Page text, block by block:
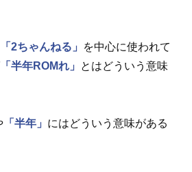
「2ちゃんねる」
を中心に使われて
「半年ROMれ」
とはどういう意味
「半年」 にはどういう意味がある